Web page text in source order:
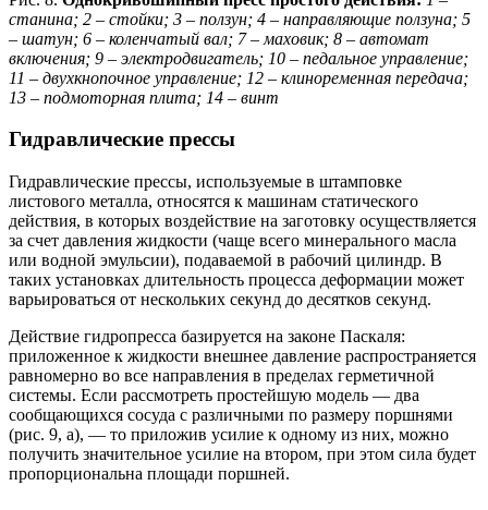
станина; 2 – стойки; 3 – ползун; 4 – направляющие ползуна; 5
– шатун; 6 – коленчатый вал; 7 – маховик; 8 – автомат
включения; 9 – электродвигатель; 10 – педальное управление;
11 – двухкнопочное управление; 12 – клиноременная передача;
13 – подмоторная плита; 14 – винт
Гидравлические прессы
Гидравлические прессы, используемые в штамповке
листового металла, относятся к машинам статического
действия, в которых воздействие на заготовку осуществляется
за счет давления жидкости (чаще всего минерального масла
или водной эмульсии), подаваемой в рабочий цилиндр. В
таких установках длительность процесса деформации может
варьироваться от нескольких секунд до десятков секунд.
Действие гидропресса базируется на законе Паскаля:
приложенное к жидкости внешнее давление распространяется
равномерно во все направления в пределах герметичной
системы. Если рассмотреть простейшую модель — два
сообщающихся сосуда с различными по размеру поршнями
(рис. 9, а), — то приложив усилие к одному из них, можно
получить значительное усилие на втором, при этом сила будет
пропорциональна площади поршней.